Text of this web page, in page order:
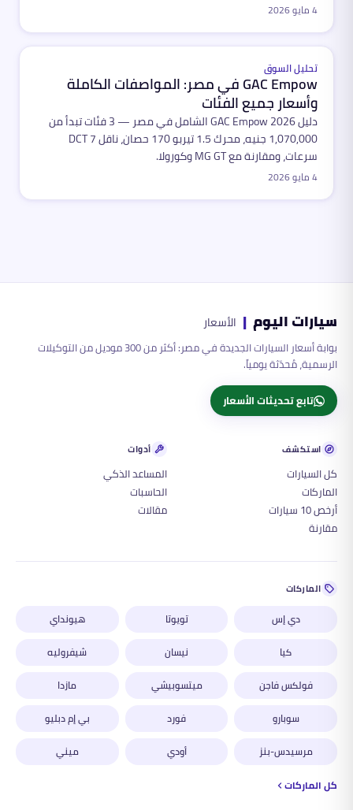
4 مايو 2026
مميّز
تحليل السوق
GAC Empow في مصر: المواصفات الكاملة
وأسعار جميع الفئات
دليل GAC Empow 2026 الشامل في مصر — 3 فئات تبدأ من
1,070,000 جنيه، محرك 1.5 تيربو 170 حصان، ناقل DCT 7
سرعات، ومقارنة مع MG GT وكورولا.
4 مايو 2026
سيارات اليوم | الأسعار
بوابة أسعار السيارات الجديدة في مصر: أكثر من 300 موديل من التوكيلات
الرسمية، مُحدّثة يومياً.
تابع تحديثات الأسعار
استكشف
كل السيارات
الماركات
أرخص 10 سيارات
مقارنة
أدوات
المساعد الذكي
الحاسبات
مقالات
الماركات
دي إس تويوتا
هيونداي
كيا
نيسان
شيفروليه
فولكس فاجن
ميتسوبيشي
مازدا
سوبارو
فورد
بي إم دبليو
مرسيدس-بنز
أودي
ميني
كل الماركات